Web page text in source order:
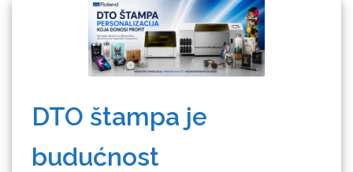
DTO štampa je
budućnost